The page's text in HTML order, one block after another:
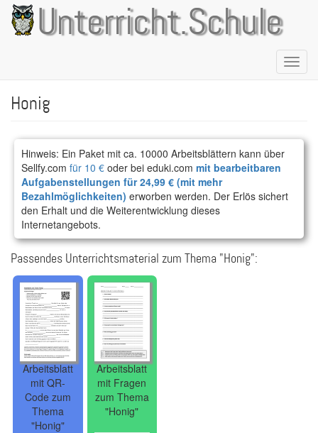
Direkt
zum
Inhalt
Unterricht.Schule
Honig
Hinweis: Ein Paket mit ca. 10000 Arbeitsblättern kann über
Sellfy.com für 10 € oder bei eduki.com mit bearbeitbaren
Aufgabenstellungen für 24,99 € (mit mehr
Bezahlmöglichkeiten) erworben werden. Der Erlös sichert
den Erhalt und die Weiterentwicklung dieses
Internetangebots.
Passendes Unterrichtsmaterial zum Thema "Honig":
Arbeitsblatt
mit QR-
Code zum
Thema
"Honig"
Arbeitsblatt
mit Fragen
zum Thema
"Honig"